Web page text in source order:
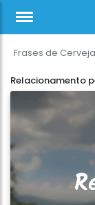
Frases de Cerveja
Relacionamento